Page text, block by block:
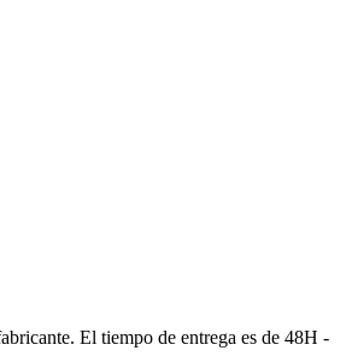
El tiempo de entrega es de 48H -